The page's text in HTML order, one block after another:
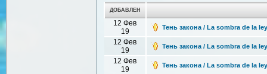
ДОБАВЛЕН
12 Фев
19
Тень закона / La sombra de la
12 Фев
19
Тень закона / La sombra de la
12 Фев
19
Тень закона / La sombra de la